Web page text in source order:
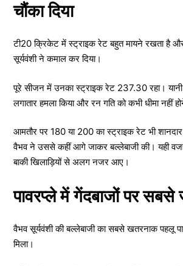
चौंका दिया
टी20 क्रिकेट में स्ट्राइक रेट बहुत मायने रखता है
सूर्यवंशी ने कमाल कर दिया।
पूरे सीजन में उनका स्ट्राइक रेट 237.30 रहा। यानी
लगातार हमला किया और रन गति को कभी धीमा नहीं
आमतौर पर 180 या 200 का स्ट्राइक रेट भी शानदार
वैभव ने उससे कहीं आगे जाकर बल्लेबाजी की। यही
बाकी खिलाड़ियों से अलग नजर आए।
पावरप्ले में गेंदबाजों पर सबसे
वैभव सूर्यवंशी की बल्लेबाजी का सबसे खतरनाक पहलू
मिला।